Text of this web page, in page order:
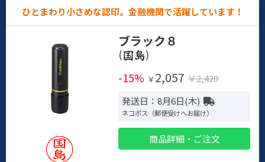
ひとまわり小さめな認印。金融機関で活躍しています！
ブラック８
(
)
-15% ￥ 2,057 ￥2,420
発送日：8月6日(木)
ネコポス（郵便受けへお届け）
商品詳細・ご注文